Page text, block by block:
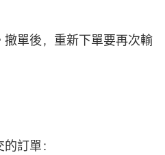
單後，重新下單要再次輸
訂單：